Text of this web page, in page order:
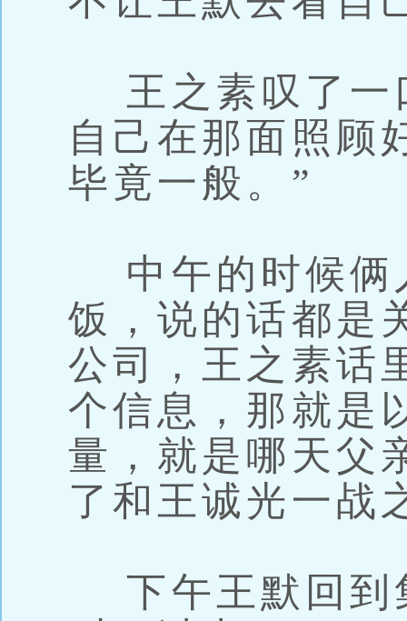
王之素叹了一
自己在那面照顾
毕竟一般。”
中午的时候俩
饭，说的话都是
公司，王之素话
个信息，那就是
量，就是哪天父
了和王诚光一战
下午王默回到